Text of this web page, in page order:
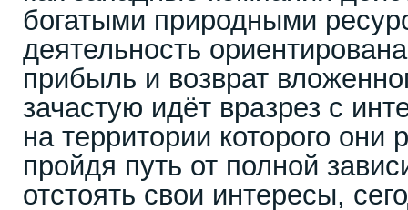
богатыми природными
деятельность
прибыль и возврат
зачастую идёт вразрез с
на территории которого они
пройдя путь от полной
отстоять свои интересы,